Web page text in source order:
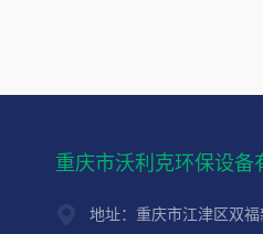
重庆市沃利克环保设备
地址：重庆市江津区双